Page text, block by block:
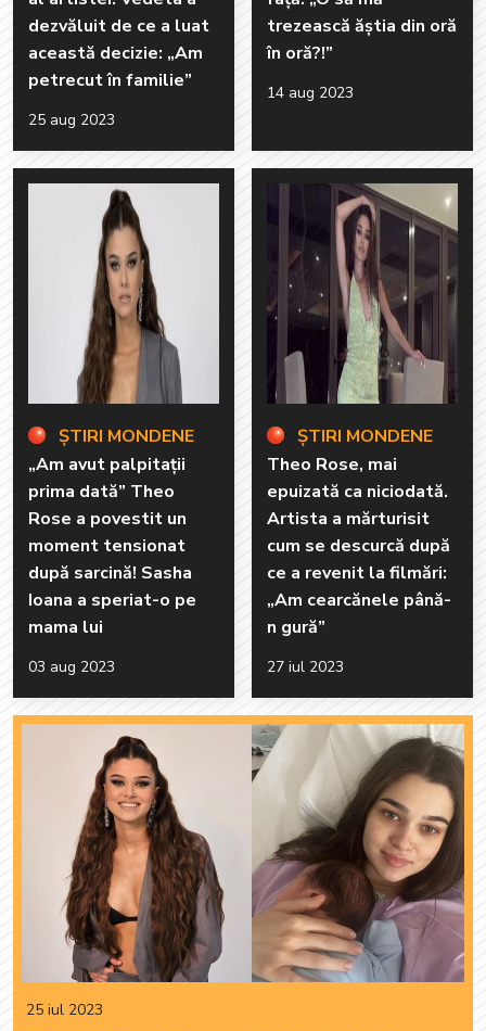
dezvăluit de ce a luat
această decizie: „Am
petrecut în familie”
25 aug 2023
trezească ăștia din oră
în oră?!”
14 aug 2023
ȘTIRI MONDENE
„Am avut palpitații
prima dată” Theo
Rose a povestit un
moment tensionat
după sarcină! Sasha
Ioana a speriat-o pe
mama lui
03 aug 2023
ȘTIRI MONDENE
Theo Rose, mai
epuizată ca niciodată.
Artista a mărturisit
cum se descurcă după
ce a revenit la filmări:
„Am cearcănele până-
n gură”
27 iul 2023
25 iul 2023